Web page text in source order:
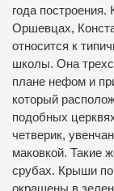
года
Оршевцах,
относится к
школы. Она
плане нефом и
который
подобных
четверик,
маковкой. Такие
срубах. Крыши